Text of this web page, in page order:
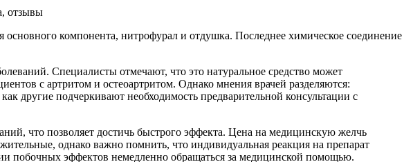
компонента, нитрофурал и отдушка. Последнее химическое соединение
Специалисты отмечают, что это натуральное средство может
с артритом и остеоартритом. Однако мнения врачей разделяются:
другие подчеркивают необходимость предварительной консультации с
что позволяет достичь быстрого эффекта. Цена на медицинскую желчь
однако важно помнить, что индивидуальная реакция на препарат
побочных эффектов немедленно обращаться за медицинской помощью.